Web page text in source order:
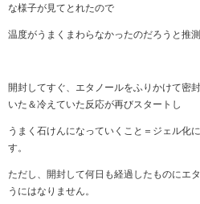
な様子が見てとれたので
温度がうまくまわらなかったのだろうと推測
開封してすぐ、エタノールをふりかけて密
いた＆冷えていた反応が再びスタートし
うまく石けんになっていくこと＝ジェル化
す。
ただし、開封して何日も経過したものにエ
うにはなりません。